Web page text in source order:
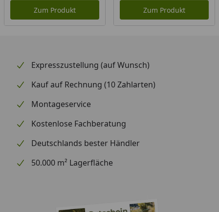
Zum Produkt Zum Produkt
Expresszustellung (auf Wunsch)
Kauf auf Rechnung (10 Zahlarten)
Montageservice
Kostenlose Fachberatung
Deutschlands bester Händler
50.000 m² Lagerfläche